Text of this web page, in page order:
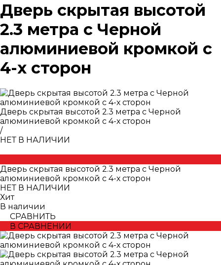
Дверь скрытая высотой
2.3 метра с Черной
алюминиевой кромкой с
4-х сторон
Дверь скрытая высотой 2.3 метра с Черной
алюминиевой кромкой с 4-х сторон
/
НЕТ В НАЛИЧИИ
Дверь скрытая высотой 2.3 метра с Черной
алюминиевой кромкой с 4-х сторон
НЕТ В НАЛИЧИИ
Хит
В наличии
СРАВНИТЬ
В СРАВНЕНИИ